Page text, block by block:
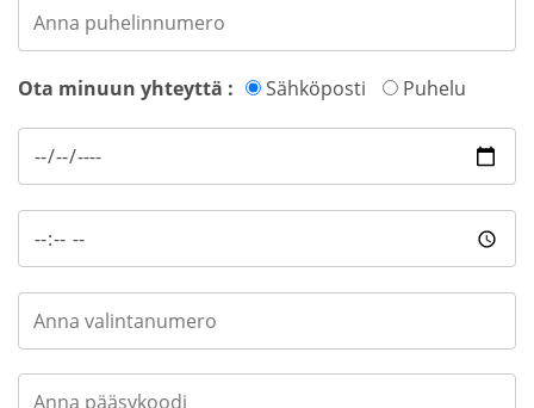
Ota minuun yhteyttä : Sähköposti Puhelu